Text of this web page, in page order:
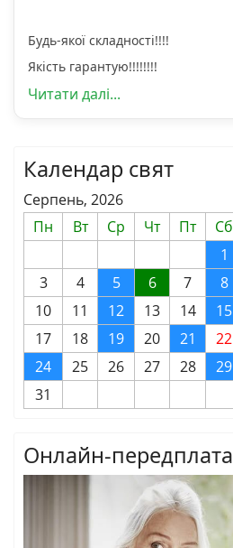
Будь-якої складності!!!!
Якість гарантую!!!!!!!!
Читати далі...
Календар свят
Серпень, 2026
Пн
Вт Ср Чт Пт Сб
1
3
4 5 6 7 8
10
11 12 13 14 15
17
18 19 20 21 22
24
25 26 27 28 29
31
Онлайн-передплата